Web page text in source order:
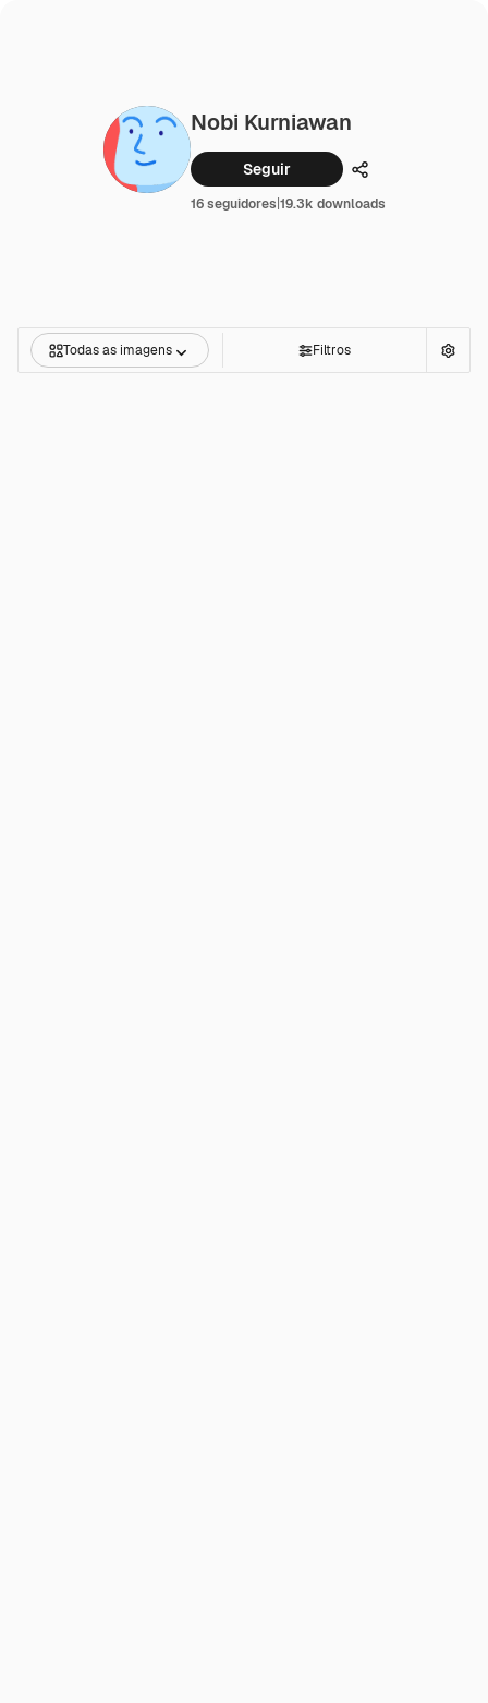
Nobi Kurniawan
Seguir Compartilhar
16 seguidores|19.3k downloads
Todas as imagens Filtros